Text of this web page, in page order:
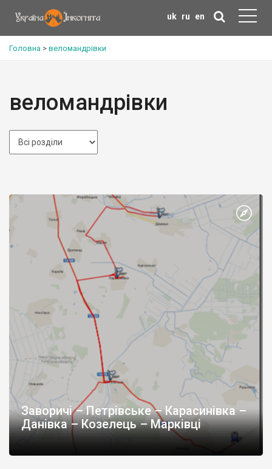
uk ru en
Головна > веломандрівки
веломандрівки
Заворичі – Петрівське – Карасинівка –
Данівка – Козелець – Марківці